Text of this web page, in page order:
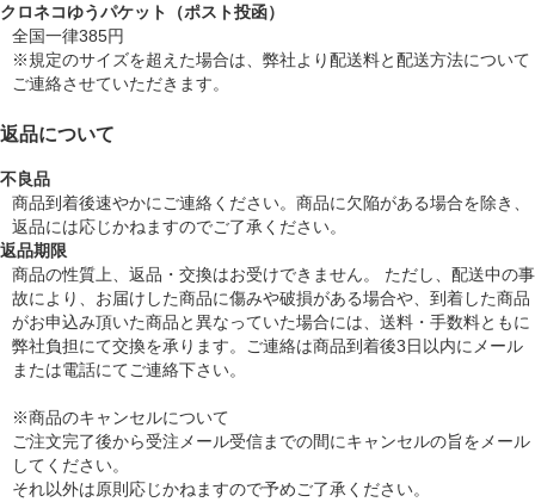
クロネコゆうパケット（ポスト投函）
全国一律385円
※規定のサイズを超えた場合は、弊社より配送料と配送方法について
ご連絡させていただきます。
返品について
不良品
商品到着後速やかにご連絡ください。商品に欠陥がある場合を除き、
返品には応じかねますのでご了承ください。
返品期限
商品の性質上、返品・交換はお受けできません。 ただし、配送中の事
故により、お届けした商品に傷みや破損がある場合や、到着した商品
がお申込み頂いた商品と異なっていた場合には、送料・手数料ともに
弊社負担にて交換を承ります。ご連絡は商品到着後3日以内にメール
または電話にてご連絡下さい。
※商品のキャンセルについて
ご注文完了後から受注メール受信までの間にキャンセルの旨をメール
してください。
それ以外は原則応じかねますので予めご了承ください。